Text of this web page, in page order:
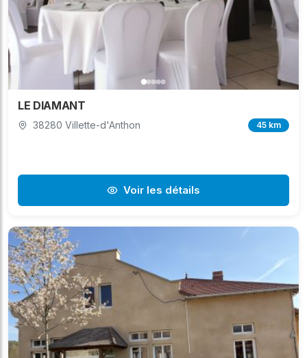
LE DIAMANT
38280 Villette-d'Anthon 45 km
Voir les détails